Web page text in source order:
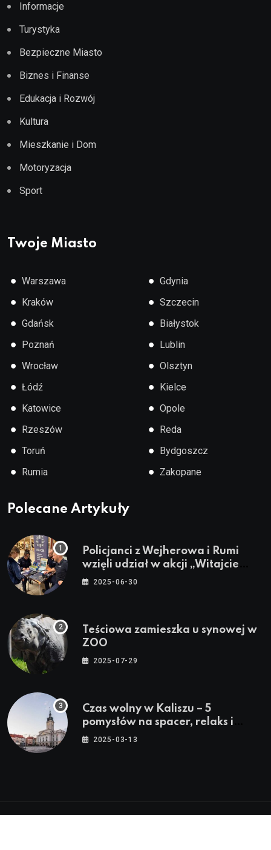
Informacje
Turystyka
Bezpieczne Miasto
Biznes i Finanse
Edukacja i Rozwój
Kultura
Mieszkanie i Dom
Motoryzacja
Sport
Twoje Miasto
● Warszawa
● Kraków
● Gdańsk
● Poznań
● Wrocław
● Łódź
● Katowice
● Rzeszów
● Toruń
● Rumia
● Gdynia
● Szczecin
● Białystok
● Lublin
● Olsztyn
● Kielce
● Opole
● Reda
● Bydgoszcz
● Zakopane
Polecane Artykuły
Policjanci z Wejherowa i Rumi
wzięli udział w akcji „Witajcie
Wakacje”
2025-06-30
Teściowa zamieszka u synowej w
ZOO
2025-07-29
Czas wolny w Kaliszu – 5
pomysłów na spacer, relaks i
rodzinne atrakcje
2025-03-13